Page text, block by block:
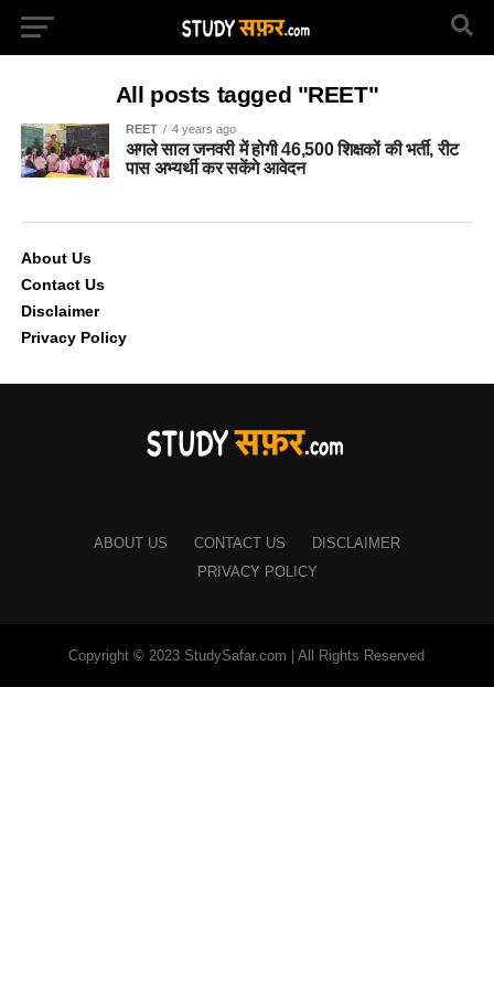
All posts tagged "REET"
REET 4 years ago
अगले साल जनवरी में होगी 46,500 शिक्षकों की भर्ती, रीट
पास अभ्यर्थी कर सकेंगे आवेदन
About Us
Contact Us
Disclaimer
Privacy Policy
ABOUT US CONTACT US
DISCLAIMER
PRIVACY POLICY
Copyright © 2023 StudySafar.com | All Rights Reserved